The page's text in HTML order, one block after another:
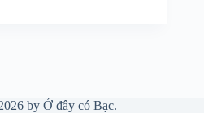
by Ở đây có Bạc.